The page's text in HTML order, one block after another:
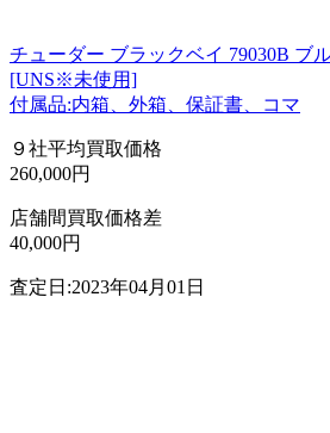
チューダー ブラックベイ 79030B ブ
[UNS※未使用]
付属品:内箱、外箱、保証書、コマ
９社平均買取価格
260,000円
店舗間買取価格差
40,000円
査定日:2023年04月01日